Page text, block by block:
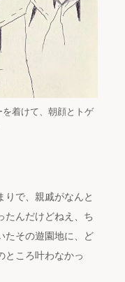
着けて、朝顔とトゲ
りで、親戚がなんと
たんだけどねえ、ち
たその遊園地に、ど
ところ叶わなかっ